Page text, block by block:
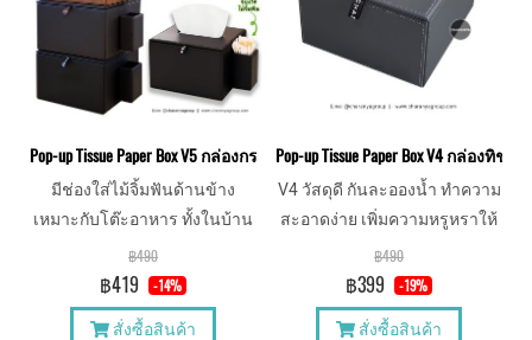
Pop-up Tissue Paper Box V5 กล่องกระดาษทิชชู่หนัง แบบป๊อปอัพ พร้อมช่อ
มีช่องใส่ไม้จิ้มฟันด้านข้าง
เหมาะกับโต๊ะอาหาร ทั้งในบ้าน
และในร้าน วัสดุดี กันละอองน้ำ
ทำความสะอาดง่าย
฿490
฿419 -14%
สั่งซื้อสินค้า
Pop-up Tissue Paper Box V4 กล่อง
V4 วัสดุดี กันละอองน้ำ ทำความ
สะอาดง่าย เพิ่มความหรูหราให้
กับการใช้งาน
฿490
฿399 -19%
สั่งซื้อสินค้า